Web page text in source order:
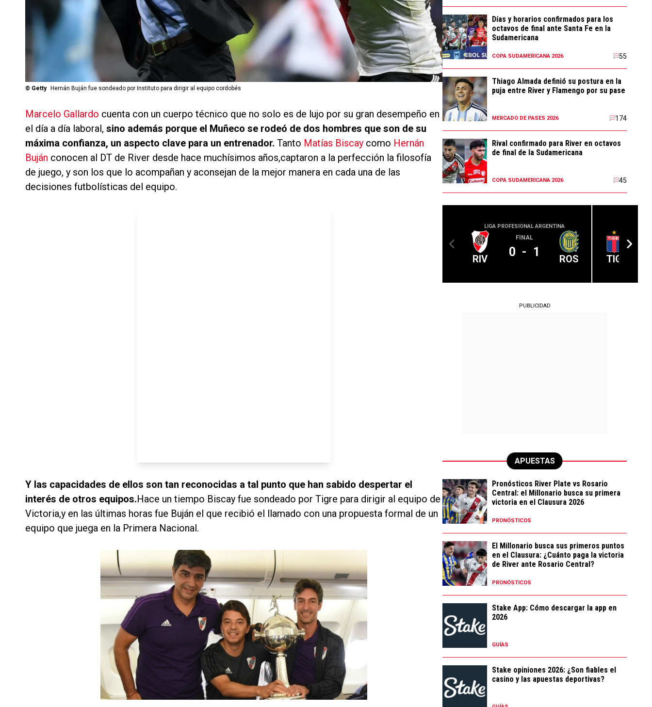
© Getty Hernán Buján fue sondeado por Instituto para dirigir al equipo cordobés
Marcelo Gallardo cuenta con un cuerpo técnico que no solo es de lujo por su gran desempeño en
el día a día laboral, sino además porque el Muñeco se rodeó de dos hombres que son de su
máxima confianza, un aspecto clave para un entrenador. Tanto Matías Biscay como Hernán
Buján conocen al DT de River desde hace muchísimos años,captaron a la perfección la filosofía
de juego, y son los que lo acompañan y aconsejan de la mejor manera en cada una de las
decisiones futbolísticas del equipo.
Y las capacidades de ellos son tan reconocidas a tal punto que han sabido despertar el
interés de otros equipos.Hace un tiempo Biscay fue sondeado por Tigre para dirigir al equipo de
Victoria,y en las últimas horas fue Buján el que recibió el llamado con una propuesta formal de un
equipo que juega en la Primera Nacional.
Días y horarios confirmados para los
octavos de final ante Santa Fe en la
Sudamericana
COPA SUDAMERICANA 2026 55
Thiago Almada definió su postura en la
puja entre River y Flamengo por su pase
MERCADO DE PASES 2026 174
Rival confirmado para River en octavos
de final de la Sudamericana
COPA SUDAMERICANA 2026 45
LIGA PROFESIONAL ARGENTINA
RIV
FINAL
0 - 1 ROS TIG
PUBLICIDAD
APUESTAS
Pronósticos River Plate vs Rosario
Central: el Millonario busca su primera
victoria en el Clausura 2026
PRONÓSTICOS
El Millonario busca sus primeros puntos
en el Clausura: ¿Cuánto paga la victoria
de River ante Rosario Central?
PRONÓSTICOS
Stake App: Cómo descargar la app en
2026
GUÍAS
Stake opiniones 2026: ¿Son fiables el
casino y las apuestas deportivas?